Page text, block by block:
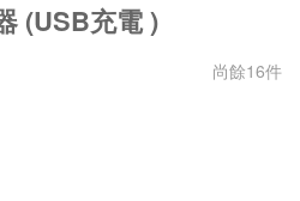
(USB充電 )
尚餘16件